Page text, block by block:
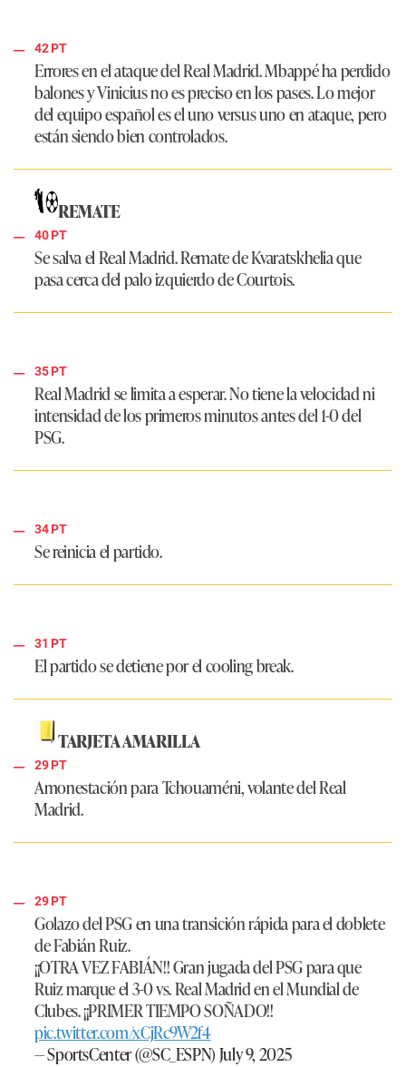
42 PT
Errores en el ataque delReal Madrid. Mbappé ha perdido
balones y Vinicius no es preciso en los pases. Lo mejor
del equipo español es el uno versus uno en ataque, pero
están siendo bien controlados.
REMATE
40 PT
Se salva elReal Madrid. Remate de Kvaratskhelia que
pasa cerca del palo izquierdo de Courtois.
35 PT
Real Madridse limita a esperar. No tiene la velocidad ni
intensidad de los primeros minutos antes del 1-0 del
PSG.
34 PT
Se reinicia el partido.
31 PT
El partido se detiene por el cooling break.
TARJETA AMARILLA
29 PT
Amonestación para Tchouaméni, volante delReal
Madrid.
29 PT
Golazo del PSG en una transición rápida para el doblete
de Fabián Ruiz.
¡¡OTRA VEZ FABIÁN!! Gran jugada del PSG para que
Ruiz marque el 3-0 vs. Real Madrid en el Mundial de
Clubes. ¡¡PRIMER TIEMPO SOÑADO!!
pic.twitter.com/xCjRc9W2f4
— SportsCenter (@SC_ESPN)July 9, 2025